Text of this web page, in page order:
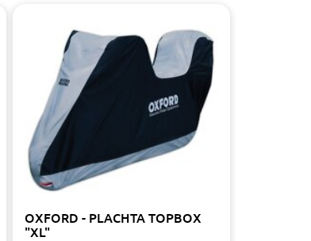
OXFORD - PLACHTA TOPBOX
"XL"